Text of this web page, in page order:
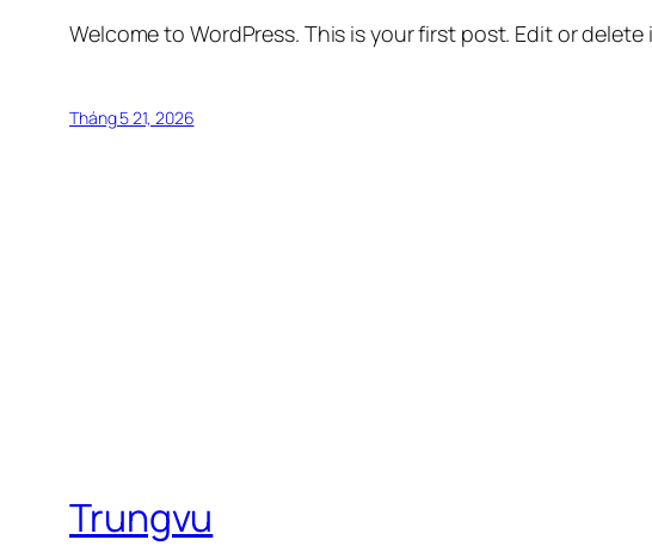
Welcome to WordPress. This is your first post. Edit or
Tháng 5 21, 2026
Trungvu